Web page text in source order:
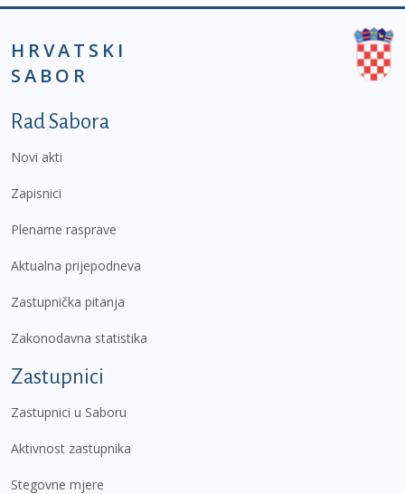
HRVATSKI
SABOR
Podnožje prvi izbornik
Rad Sabora
Novi akti
Zapisnici
Plenarne rasprave
Aktualna prijepodneva
Zastupnička pitanja
Zakonodavna statistika
Zastupnici
Zastupnici u Saboru
Aktivnost zastupnika
Stegovne mjere